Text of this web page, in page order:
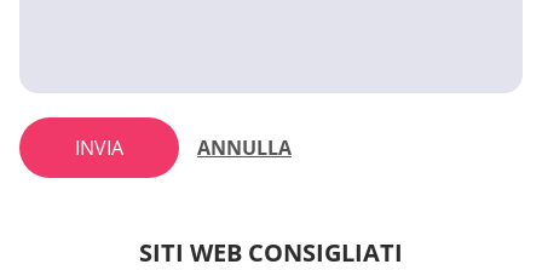
INVIA ANNULLA
SITI WEB CONSIGLIATI